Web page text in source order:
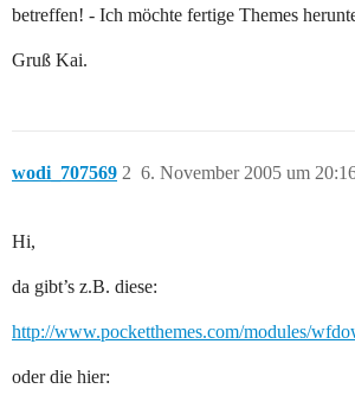
betreffen! - Ich möchte fertige Themes
Gruß Kai.
wodi_707569 6. November 2005 um
2
Hi,
da gibt’s z.B. diese:
http://www.pocketthemes.com/modules/
oder die hier: